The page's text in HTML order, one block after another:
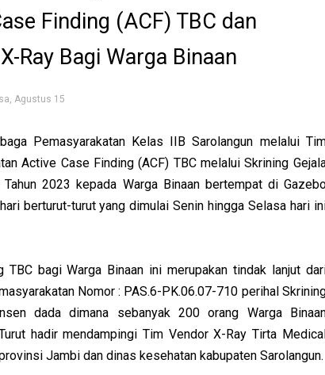
Finding (ACF) TBC dan
Ray Bagi Warga Binaan
Agustus 15
Pemasyarakatan Kelas IIB Sarolangun melalui
Active Case Finding (ACF) TBC melalui Skrining
2023 kepada Warga Binaan bertempat di
berturut-turut yang dimulai Senin hingga Selasa hari
TBC bagi Warga Binaan ini merupakan tindak lanjut
Nomor : PAS.6-PK.06.07-710 perihal
dada dimana sebanyak 200 orang Warga
hadir mendampingi Tim Vendor X-Ray Tirta
Jambi dan dinas kesehatan kabupaten Sarolangun.